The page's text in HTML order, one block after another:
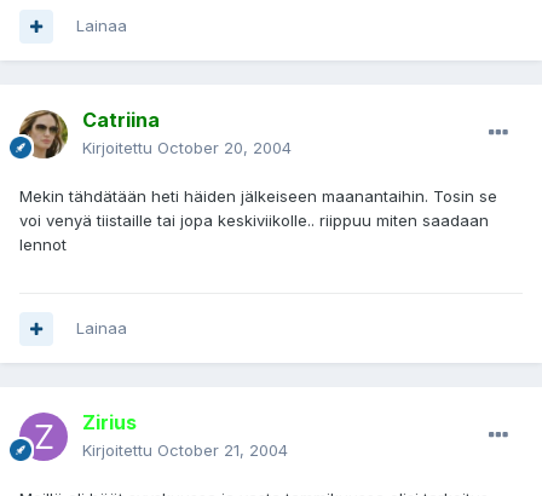
Lainaa
Catriina
Kirjoitettu October 20, 2004
Mekin tähdätään heti häiden jälkeiseen maanantaihin. Tosin se
voi venyä tiistaille tai jopa keskiviikolle.. riippuu miten saadaan
lennot
Lainaa
Zirius
Kirjoitettu October 21, 2004